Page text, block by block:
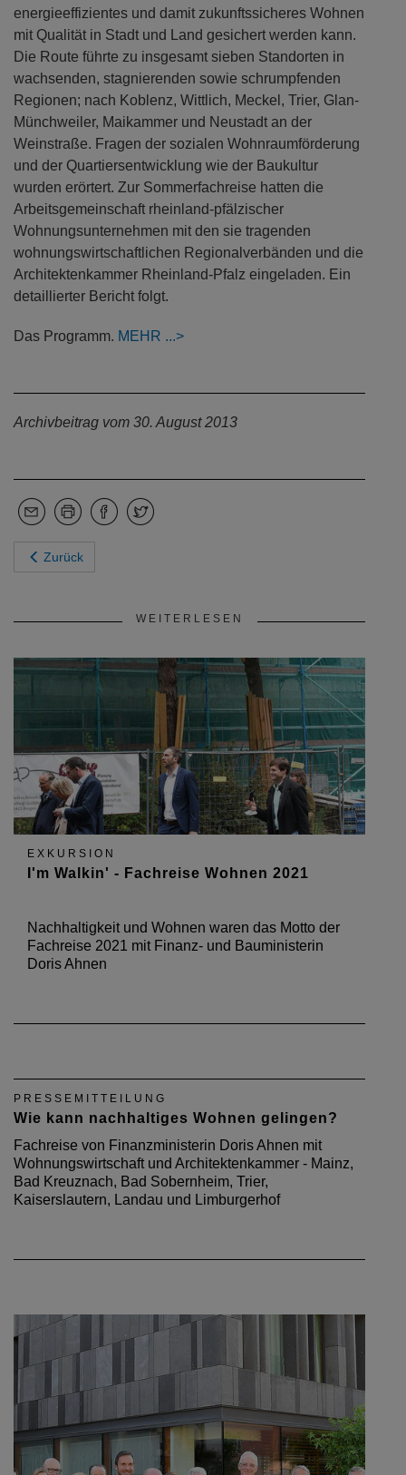
energieeffizientes und damit zukunftssicheres Wohnen
mit Qualität in Stadt und Land gesichert werden kann.
Die Route führte zu insgesamt sieben Standorten in
wachsenden, stagnierenden sowie schrumpfenden
Regionen; nach Koblenz, Wittlich, Meckel, Trier, Glan-
Münchweiler, Maikammer und Neustadt an der
Weinstraße. Fragen der sozialen Wohnraumförderung
und der Quartiersentwicklung wie der Baukultur
wurden erörtert. Zur Sommerfachreise hatten die
Arbeitsgemeinschaft rheinland-pfälzischer
Wohnungsunternehmen mit den sie tragenden
wohnungswirtschaftlichen Regionalverbänden und die
Architektenkammer Rheinland-Pfalz eingeladen. Ein
detaillierter Bericht folgt.
Das Programm. MEHR
Archivbeitrag vom 30. August 2013
Zurück
WEITERLESEN
EXKURSION
I'm Walkin' - Fachreise Wohnen 2021
Nachhaltigkeit und Wohnen waren das Motto der
Fachreise 2021 mit Finanz- und Bauministerin
Doris Ahnen
PRESSEMITTEILUNG
Wie kann nachhaltiges Wohnen gelingen?
Fachreise von Finanzministerin Doris Ahnen mit
Wohnungswirtschaft und Architektenkammer - Mainz,
Bad Kreuznach, Bad Sobernheim, Trier,
Kaiserslautern, Landau und Limburgerhof